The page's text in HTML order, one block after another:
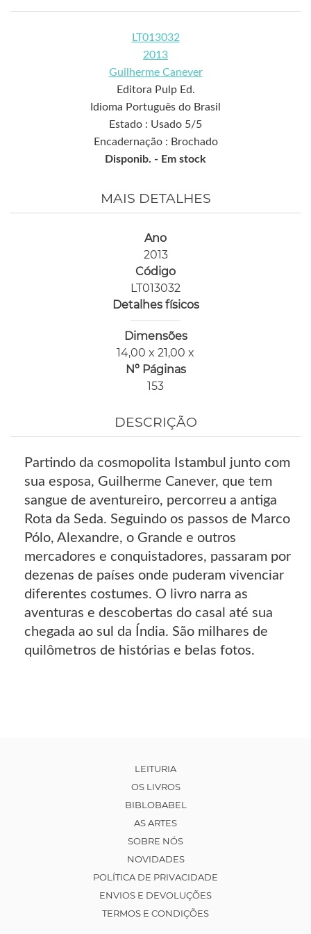
LT013032
2013
Guilherme Canever
Editora Pulp Ed.
Idioma Português do Brasil
Estado : Usado 5/5
Encadernação : Brochado
Disponib. - Em stock
MAIS DETALHES
Ano
2013
Código
LT013032
Detalhes físicos
Dimensões
14,00 x 21,00 x
Nº Páginas
153
DESCRIÇÃO
Partindo da cosmopolita Istambul junto com
sua esposa, Guilherme Canever, que tem
sangue de aventureiro, percorreu a antiga
Rota da Seda. Seguindo os passos de Marco
Pólo, Alexandre, o Grande e outros
mercadores e conquistadores, passaram por
dezenas de países onde puderam vivenciar
diferentes costumes. O livro narra as
aventuras e descobertas do casal até sua
chegada ao sul da Índia. São milhares de
quilômetros de histórias e belas fotos.
LEITURIA
OS LIVROS
BIBLOBABEL
AS ARTES
SOBRE NÓS
NOVIDADES
POLÍTICA DE PRIVACIDADE
ENVIOS E DEVOLUÇÕES
TERMOS E CONDIÇÕES